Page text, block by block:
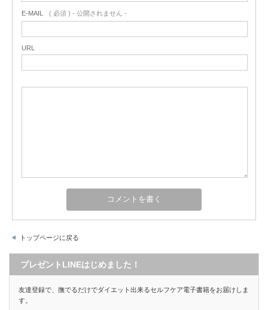
E-MAIL ( 必須 ) - 公開されません -
URL
トップページに戻る
プレゼントLINEはじめました！
友達登録で、撫でるだけでダイエット出来るセルフケア電子書籍をお届けしま
す。